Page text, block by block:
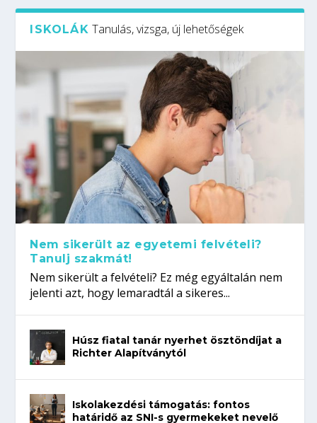
ISKOLÁK Tanulás, vizsga, új lehetőségek
Nem sikerült az egyetemi felvételi?
Tanulj szakmát!
Nem sikerült a felvételi? Ez még egyáltalán nem
jelenti azt, hogy lemaradtál a sikeres...
Húsz fiatal tanár nyerhet ösztöndíjat a
Richter Alapítványtól
Iskolakezdési támogatás: fontos
határidő az SNI-s gyermekeket nevelő